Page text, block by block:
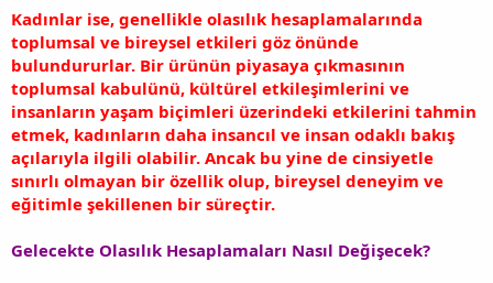
Kadınlar ise, genellikle olasılık hesaplamalarında
toplumsal ve bireysel etkileri göz önünde
bulundururlar. Bir ürünün piyasaya çıkmasının
toplumsal kabulünü, kültürel etkileşimlerini ve
insanların yaşam biçimleri üzerindeki etkilerini tahmin
etmek, kadınların daha insancıl ve insan odaklı bakış
açılarıyla ilgili olabilir. Ancak bu yine de cinsiyetle
sınırlı olmayan bir özellik olup, bireysel deneyim ve
eğitimle şekillenen bir süreçtir.
Gelecekte Olasılık Hesaplamaları Nasıl Değişecek?